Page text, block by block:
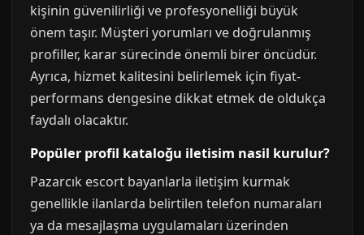
kişinin güvenilirliği ve profesyonelliği büyük
önem taşır. Müşteri yorumları ve doğrulanmış
profiller, karar sürecinde önemli birer öncüdür.
Ayrıca, hizmet kalitesini belirlemek için fiyat-
performans dengesine dikkat etmek de oldukça
faydalı olacaktır.
Popüler profil kataloğu iletisim nasil kurulur?
Pazarcık escort bayanlarla iletişim kurmak
genellikle ilanlarda belirtilen telefon numaraları
ya da mesajlaşma uygulamaları üzerinden